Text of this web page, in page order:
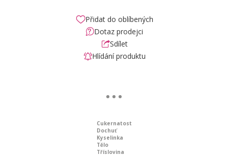
Přidat do oblíbených
Dotaz prodejci
Sdílet
Hlídání produktu
Cukernatost
Dochuť
Kyselinka
Tělo
Tříslovina